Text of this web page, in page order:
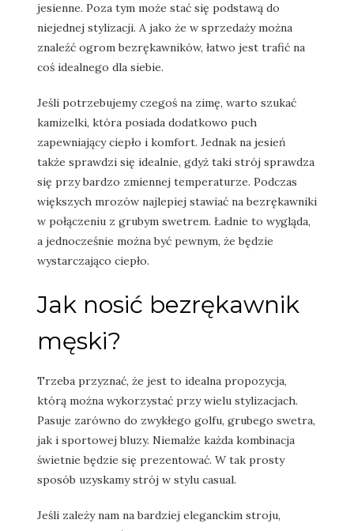
jesienne. Poza tym może stać się podstawą do
niejednej stylizacji. A jako że w sprzedaży można
znaleźć ogrom bezrękawników, łatwo jest trafić na
coś idealnego dla siebie.
Jeśli potrzebujemy czegoś na zimę, warto szukać
kamizelki, która posiada dodatkowo puch
zapewniający ciepło i komfort. Jednak na jesień
także sprawdzi się idealnie, gdyż taki strój sprawdza
się przy bardzo zmiennej temperaturze. Podczas
większych mrozów najlepiej stawiać na bezrękawniki
w połączeniu z grubym swetrem. Ładnie to wygląda,
a jednocześnie można być pewnym, że będzie
wystarczająco ciepło.
Jak nosić bezrękawnik
męski?
Trzeba przyznać, że jest to idealna propozycja,
którą można wykorzystać przy wielu stylizacjach.
Pasuje zarówno do zwykłego golfu, grubego swetra,
jak i sportowej bluzy. Niemalże każda kombinacja
świetnie będzie się prezentować. W tak prosty
sposób uzyskamy strój w stylu casual.
Jeśli zależy nam na bardziej eleganckim stroju,